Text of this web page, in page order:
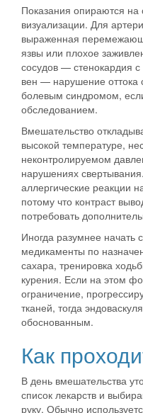
Показания опираются
визуализации. Для
выраженная
язвы или плохое
сосудов — стенокардия
вен — нарушение оттока
болевым синдромом,
обследованием.
Вмешательство
высокой температуре,
неконтролируемом
нарушениях
аллергические реакции
потому что контраст
потребовать
Иногда разумнее начать
медикаменты по
сахара, тренировка
курения. Если на этом
ограничение,
тканей, тогда
обоснованным.
Как
В день вмешательства
список лекарств и
руку. Обычно